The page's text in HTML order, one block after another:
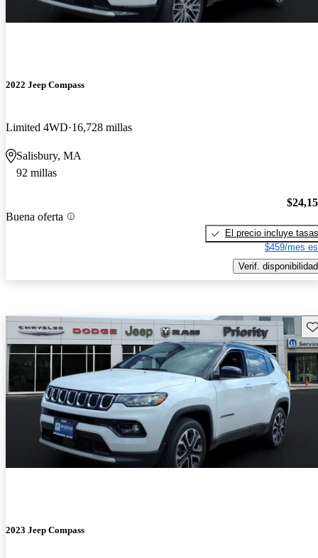
2022 Jeep Compass
Limited 4WD 16,728 millas
Salisbury, MA
92 millas
Buena oferta
El precio incluye tasas
$459/mes
Verif. disponibilidad
2023 Jeep Compass